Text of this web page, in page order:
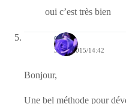
oui c’est très bien
covix
30/04/2015/14:42
Bonjour,
Une bel méthode pour